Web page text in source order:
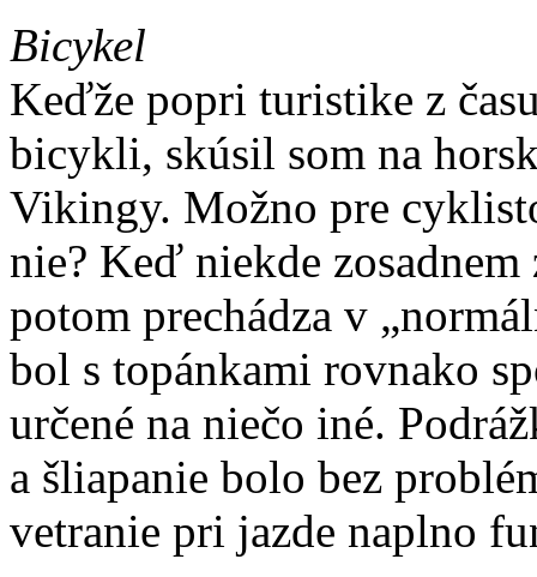
Bicykel
Keďže popri turistike z
bicykli, skúsil som na
Vikingy. Možno pre
nie? Keď niekde
potom prechádza v
bol s topánkami rovnako
určené na niečo iné.
a šliapanie bolo bez
vetranie pri jazde naplno